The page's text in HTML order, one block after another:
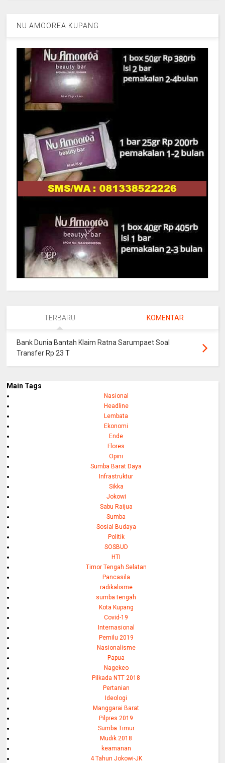
NU AMOOREA KUPANG
TERBARU KOMENTAR
Bank Dunia Bantah Klaim Ratna Sarumpaet Soal
Transfer Rp 23 T
Main Tags
Nasional
Headline
Lembata
Ekonomi
Ende
Flores
Opini
Sumba Barat Daya
Infrastruktur
Sikka
Jokowi
Sabu Raijua
Sumba
Sosial Budaya
Politik
SOSBUD
HTI
Timor Tengah Selatan
Pancasila
radikalisme
sumba tengah
Kota Kupang
Covid-19
Internasional
Pemilu 2019
Nasionalisme
Papua
Nagekeo
Pilkada NTT 2018
Pertanian
Ideologi
Manggarai Barat
Pilpres 2019
Sumba Timur
Mudik 2018
keamanan
4 Tahun Jokowi-JK